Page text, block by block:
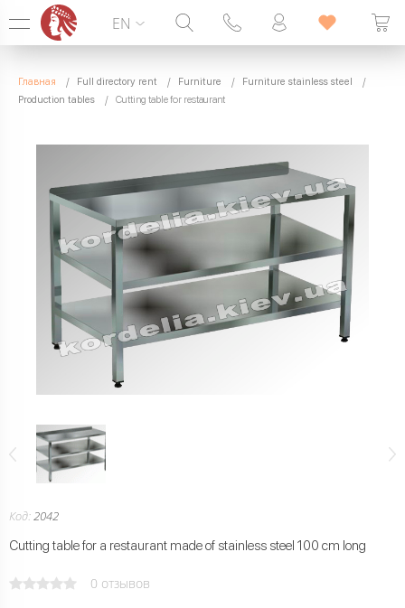
099 338 00 22
SEVEN DAYS A WEEK
EN
Главная Full directory rent Furniture
Furniture stainless steel
Production tables
Cutting table for restaurant
Код:2042
Cutting table for a restaurant made of stainless steel 100 cm long
0 отзывов